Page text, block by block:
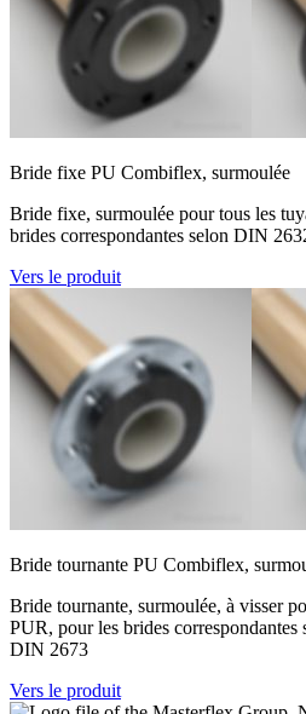
Bride fixe PU Combiflex, surmoulée
Bride fixe, surmoulée pour tous les
brides correspondantes selon DIN
Vers le produit
Bride tournante PU Combiflex,
Bride tournante, surmoulée, à visser
PUR, pour les brides
DIN 2673
Vers le produit